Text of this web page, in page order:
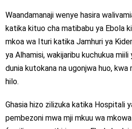
Waandamanaji wenye hasira
katika kituo cha matibabu ya Ebola
mkoa wa Ituri katika Jamhuri ya
ya Alhamisi, wakijaribu kuchukua
dunia kutokana na ugonjwa huo,
hilo.
Ghasia hizo zilizuka katika Hospitali
pembezoni mwa mji mkuu wa